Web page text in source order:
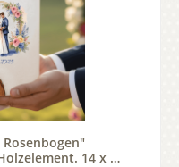
14 x 21